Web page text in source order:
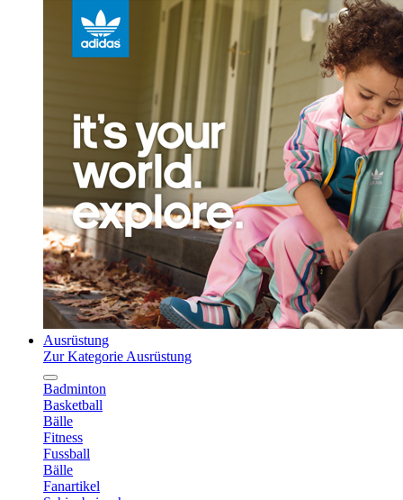
Ausrüstung
Zur Kategorie Ausrüstung
Badminton
Basketball
Bälle
Fitness
Fussball
Bälle
Fanartikel